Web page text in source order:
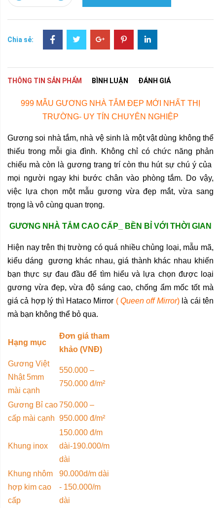
Chia sẻ:
THÔNG TIN SẢN PHẨM BÌNH LUẬN ĐÁNH GIÁ
999 MẪU GƯƠNG NHÀ TẮM ĐẸP MỚI NHẤT THỊ
TRƯỜNG- UY TÍN CHUYÊN NGHIỆP
Gương soi nhà tắm, nhà vệ sinh là một vật dùng không thể
thiếu trong mỗi gia đình. Không chỉ có chức năng phản
chiếu mà còn là gương trang trícòn thu hút sự chú ý của
mọi người ngay khi bước chân vào phòng tắm. Do vậy,
việc lựa chọn một mẫu gương vừa đẹp mắt, vừa sang
trọng là vô cùng quan trọng.
GƯƠNG NHÀ TẮM CAO CẤP_ BỀN BỈ VỚI THỜI GIAN
Hiện nay trên thị trường có quá nhiều chủng loại, mẫu mã,
kiểu dáng gương khác nhau, giá thành khác nhau khiến
bạn thực sự đau đầu để tìm hiểu và lựa chọn được loại
gương vừa đẹp, vừa độ sáng cao, chống ẩm mốc tốt mà
giá cả hợp lý thì Hataco Mirror (Queen off Mirror)là cái tên
mà bạn không thể bỏ qua.
Hạng mục
Đơn giá tham
khảo (VNĐ)
Gương Việt
Nhật 5mm
mài cạnh
550.000 –
750.000 đ/m²
Gương Bỉ cao
cấp mài cạnh
750.000 –
950.000 đ/m²
Khung inox
150.000 đ/m
dài-190.000/m
dài
Khung nhôm
hợp kim cao
cấp
90.000d/m dài
- 150.000/m
dài